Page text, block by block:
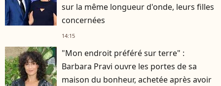
sur la même longueur d'onde, leurs filles
concernées
14:15
"Mon endroit préféré sur terre" :
Barbara Pravi ouvre les portes de sa
maison du bonheur, achetée après avoir